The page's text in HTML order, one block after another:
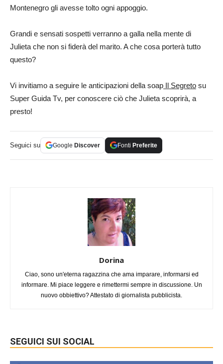
Montenegro gli avesse tolto ogni appoggio.
Grandi e sensati sospetti verranno a galla nella mente di
Julieta che non si fiderà del marito. A che cosa porterà tutto
questo?
Vi invitiamo a seguire le anticipazioni della soap Il Segreto su
Super Guida Tv, per conoscere ciò che Julieta scoprirà, a
presto!
Seguici su Google Discover Fonti Preferite
Dorina
Ciao, sono un'eterna ragazzina che ama imparare, informarsi ed
informare. Mi piace leggere e rimettermi sempre in discussione. Un
nuovo obbiettivo? Attestato di giornalista pubblicista.
SEGUICI SUI SOCIAL